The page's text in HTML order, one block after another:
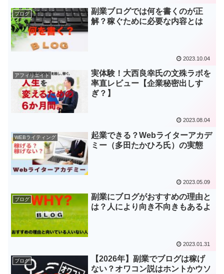
ブログ
副業ブログでは何を書くのが正
解？稼ぐために必要な内容とは
2023.10.04
アフィリエイト
実体験！大西良幸氏の文殊ラボを
率直レビュー【企業秘密出しす
ぎ？】
2023.08.04
WEBライティング
起業できる？Webライターアカデ
ミー（多田たかひろ氏）の実態
2023.05.09
ブログ
副業にブログがおすすめの理由と
は？人により向き不向きもあるよ
2023.01.31
ブログ
【2026年】副業でブログは稼げ
ない？オワコン説はホントかウソ